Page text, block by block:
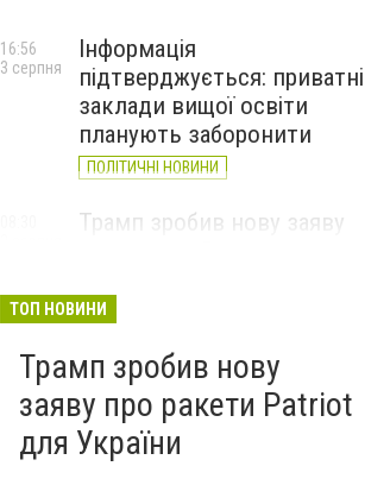
Інформація
підтверджується: приватні
заклади вищої освіти
планують заборонити
ПОЛІТИЧНІ НОВИНИ
16:56
3 серпня
Трамп зробив нову заяву
ТОП НОВИНИ
Трамп зробив нову
заяву про ракети Patriot
для України